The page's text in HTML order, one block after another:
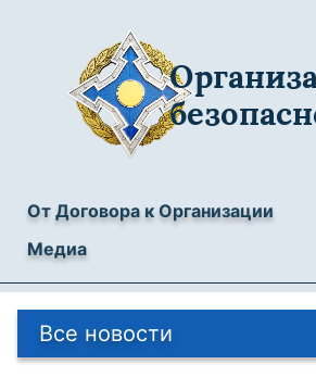
От Договора к Организации
Медиа
Все новости